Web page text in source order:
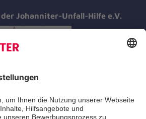
Johanniter-Unfall-Hilfe e.V.
& Fortbildung